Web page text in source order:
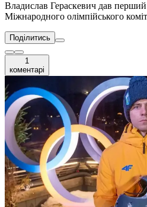
Владислав Гераскевич дав
Міжнародного олімпійського
Поділитись
1
коментарі